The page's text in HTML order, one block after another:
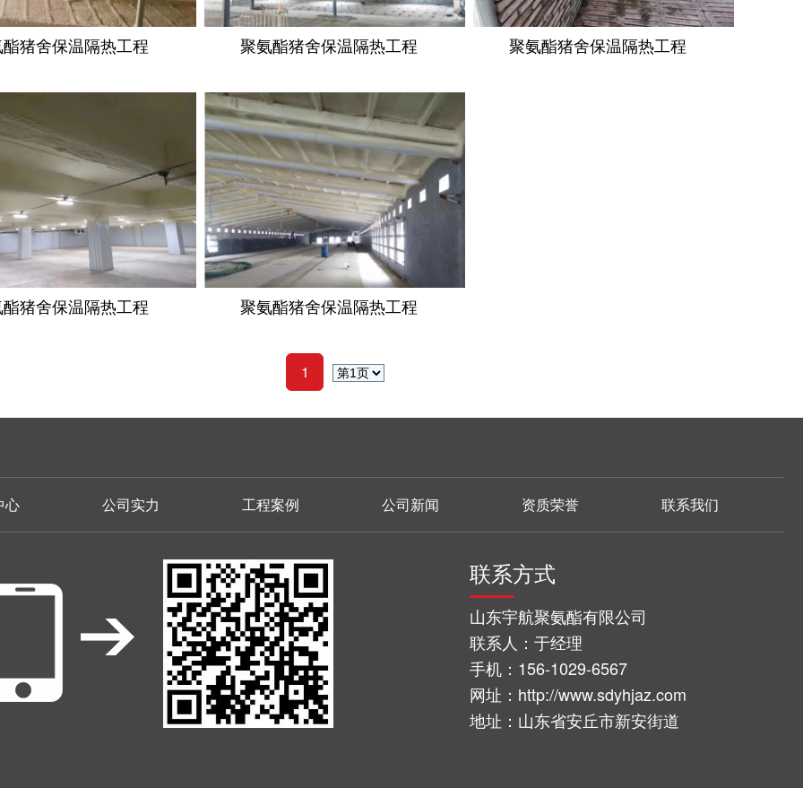
猪舍保温隔热工程 聚氨酯猪舍保温隔热工程 聚氨酯猪舍保温隔热工程
猪舍保温隔热工程 聚氨酯猪舍保温隔热工程
1
心 公司实力 工程案例 公司新闻 资质荣誉 联系我们
联系方式
山东宇航聚氨酯有限公司
联系人：于经理
手机：156-1029-6567
网址：http://www.sdyhjaz.com
地址：山东省安丘市新安街道